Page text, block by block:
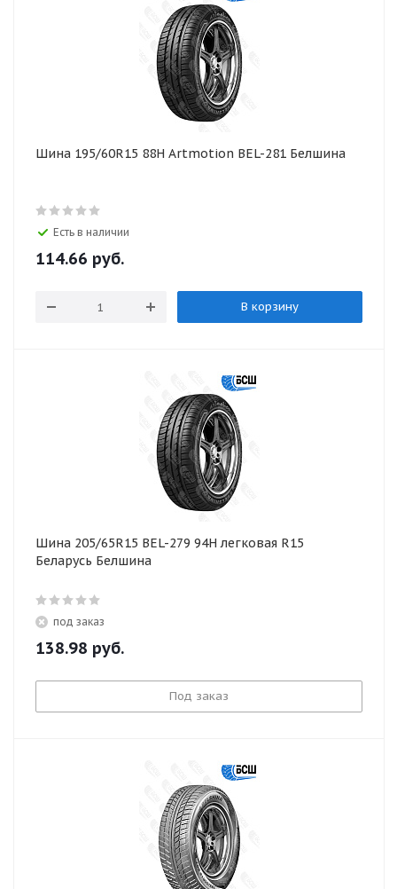
Шина 195/60R15 88H Artmotion BEL-281 Белшина
Есть в наличии
114.66 руб.
В корзину
Шина 205/65R15 BEL-279 94H легковая R15
Беларусь Белшина
под заказ
138.98 руб.
Под заказ